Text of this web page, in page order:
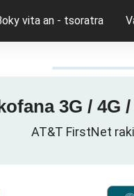
vita an - tsoratra
3G / 4G
AT&T FirstNet